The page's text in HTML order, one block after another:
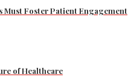
Must Foster Patient Engagement
of Healthcare